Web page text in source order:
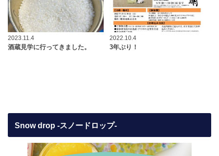
2023.11.4
酒蔵見学に行ってきました。
2022.10.4
3年ぶり！
Snow drop -スノードロップ-